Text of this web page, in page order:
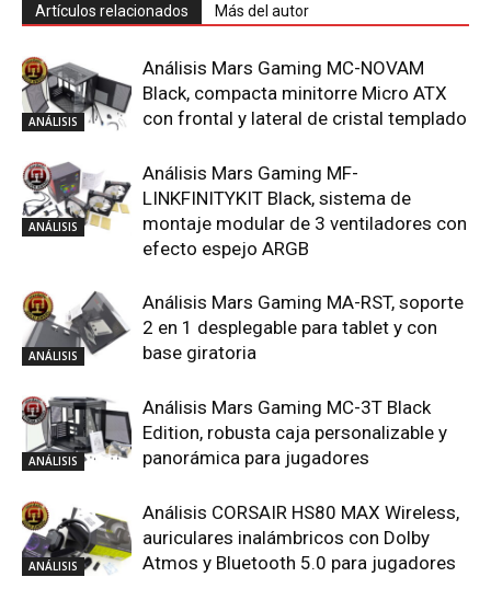
Artículos relacionados Más del autor
ANÁLISIS
Análisis Mars Gaming MC-NOVAM
Black, compacta minitorre Micro ATX
con frontal y lateral de cristal templado
ANÁLISIS
Análisis Mars Gaming MF-
LINKFINITYKIT Black, sistema de
montaje modular de 3 ventiladores con
efecto espejo ARGB
ANÁLISIS
Análisis Mars Gaming MA-RST, soporte
2 en 1 desplegable para tablet y con
base giratoria
ANÁLISIS
Análisis Mars Gaming MC-3T Black
Edition, robusta caja personalizable y
panorámica para jugadores
ANÁLISIS
Análisis CORSAIR HS80 MAX Wireless,
auriculares inalámbricos con Dolby
Atmos y Bluetooth 5.0 para jugadores